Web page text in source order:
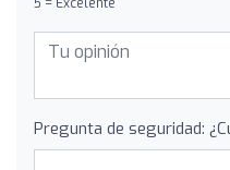
Pregunta de seguridad: